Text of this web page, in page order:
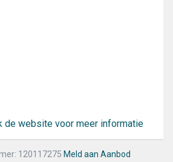
de website voor meer informatie
120117275 Meld aan Aanbod